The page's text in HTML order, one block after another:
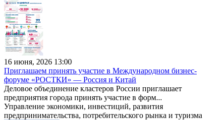
16 июня, 2026 13:00
Приглашаем принять участие в Международном бизнес-
форуме «РОСТКИ» — Россия и Китай
Деловое объединение кластеров России приглашает
предприятия города принять участие в форм...
Управление экономики, инвестиций, развития
предпринимательства, потребительского рынка и туризма